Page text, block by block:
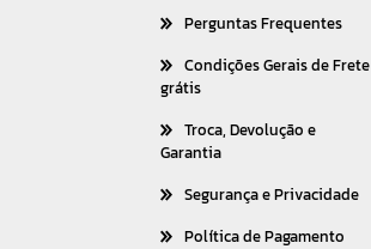
Perguntas Frequentes
Condições Gerais de Frete
grátis
Troca, Devolução e
Garantia
Segurança e Privacidade
Política de Pagamento